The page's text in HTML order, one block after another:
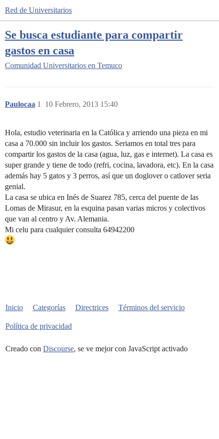
Red de Universitarios
Se busca estudiante para compartir
gastos en casa
Comunidad Universitarios en Temuco
Paulocaa 10 Febrero, 2013 15:40
1
Hola, estudio veterinaria en la Católica y arriendo una pieza en mi
casa a 70.000 sin incluir los gastos. Seriamos en total tres para
compartir los gastos de la casa (agua, luz, gas e internet). La casa es
super grande y tiene de todo (refri, cocina, lavadora, etc). En la casa
además hay 5 gatos y 3 perros, así que un doglover o catlover seria
genial.
La casa se ubica en Inés de Suarez 785, cerca del puente de las
Lomas de Mirasur, en la esquina pasan varias micros y colectivos
que van al centro y Av. Alemania.
Mi celu para cualquier consulta 64942200
Inicio Categorías Directrices Términos del servicio
Política de privacidad
Creado con Discourse, se ve mejor con JavaScript activado